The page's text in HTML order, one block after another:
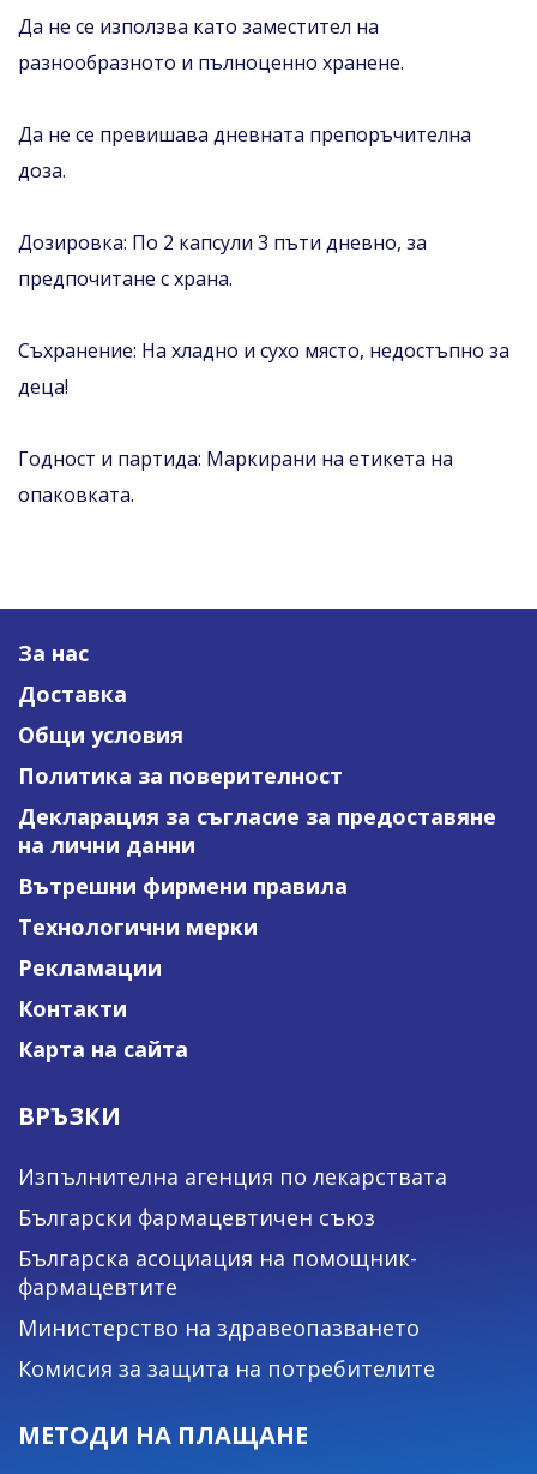
Да не се използва като заместител на
разнообразното и пълноценно хранене.
Да не се превишава дневната препоръчителна
доза.
Дозировка: По 2 капсули 3 пъти дневно, за
предпочитане с храна.
Съхранение: На хладно и сухо място, недостъпно за
деца!
Годност и партида: Маркирани на етикета на
опаковката.
За нас
Доставка
Общи условия
Политика за поверителност
Декларация за съгласие за предоставяне
на лични данни
Вътрешни фирмени правила
Технологични мерки
Рекламации
Контакти
Карта на сайта
ВРЪЗКИ
Изпълнителна агенция по лекарствата
Български фармацевтичен съюз
Българска асоциация на помощник-
фармацевтите
Министерство на здравеопазването
Комисия за защита на потребителите
МЕТОДИ НА ПЛАЩАНЕ